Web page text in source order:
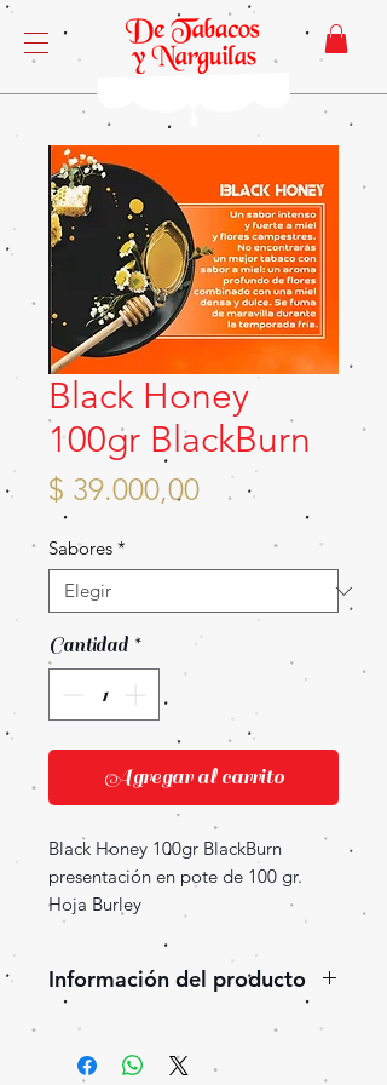
Black Honey
100gr BlackBurn
$ 39.000,00Precio
Sabores *
Cantidad *
Agregar al carrito
Black Honey 100gr BlackBurn
presentación en pote de 100 gr.
Hoja Burley
Información del producto
Un sabor intenso y fuerte a miel y
flores campestres. No